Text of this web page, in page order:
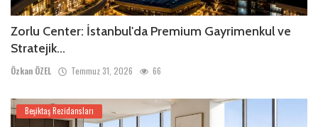
Zorlu Center: İstanbul'da Premium Gayrimenkul ve
Stratejik...
Özkan ÖZEL Temmuz 31, 2026 66
Beşiktaş Rezidansları